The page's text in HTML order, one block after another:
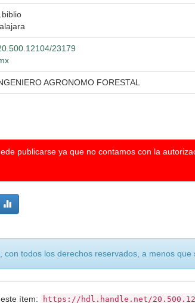
23179
AGRONOMO FORESTAL
publicarse ya que no contamos con la
todos los derechos reservados, a menos que
ítem: https://hdl.handle.net/